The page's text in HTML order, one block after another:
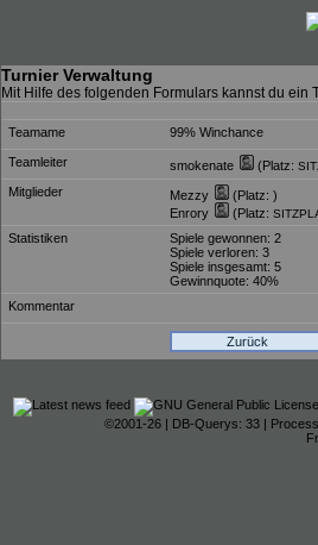
Turnier Verwaltung
Mit Hilfe des folgenden Formulars kannst du ein
Teamame 99% Winchance
Teamleiter smokenate (Platz:
Mitglieder Mezzy
(Platz: )
Enrory
(Platz:
Statistiken
Spiele gewonnen: 2
Spiele verloren: 3
Spiele insgesamt: 5
Gewinnquote: 40%
Kommentar
Zurück
©2001-26 | DB-Querys: 33 |